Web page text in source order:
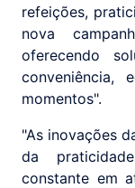
refeições,
nova
oferecendo
momentos".
"As inovações
da
constante em